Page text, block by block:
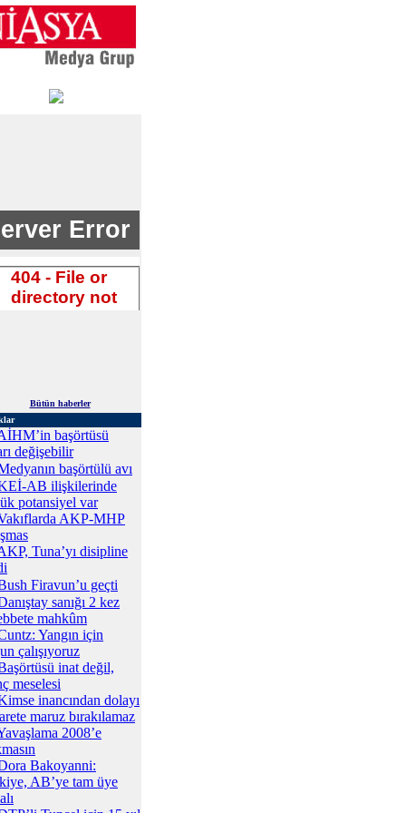
Bütün haberler
başörtüsü
değişebilir
başörtülü avı
AB ilişkilerinde
potansiyel var
AKP-MHP
Tuna’yı disipline
Firavun’u geçti
sanığı 2 kez
mahkûm
Yangın için
çalışıyoruz
inat değil,
meselesi
inancından dolayı
maruz bırakılamaz
2008’e
Bakoyanni:
AB’ye tam üye